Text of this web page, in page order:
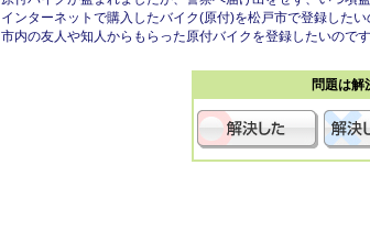
インターネットで購入したバイク(原付)を松戸市で登録したい
市内の友人や知人からもらった原付バイクを登録したいので
問題は解